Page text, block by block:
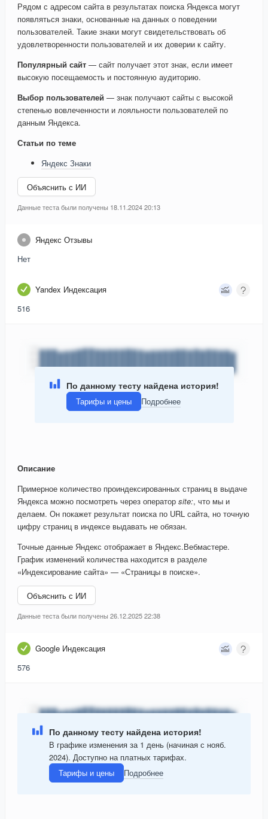
Рядом с адресом сайта в результатах поиска Яндекса могут
появляться знаки, основанные на данных о поведении
пользователей. Такие знаки могут свидетельствовать об
удовлетворенности пользователей и их доверии к сайту.
Популярный сайт — сайт получает этот знак, если имеет
высокую посещаемость и постоянную аудиторию.
Выбор пользователей — знак получают сайты с высокой
степенью вовлеченности и лояльности пользователей по
данным Яндекса.
Статьи по теме
Яндекс Знаки
Объяснить с ИИ
Данные теста были получены 18.11.2024 20:13
Яндекс Отзывы
Нет
Yandex Индексация
516
По данному тесту найдена история!
Тарифы и цены Подробнее
Описание
Примерное количество проиндексированных страниц в выдаче
Яндекса можно посмотреть через оператор site:, что мы и
делаем. Он покажет результат поиска по URL сайта, но точную
цифру страниц в индексе выдавать не обязан.
Точные данные Яндекс отображает в Яндекс.Вебмастере.
График изменений количества находится в разделе
«Индексирование сайта» — «Страницы в поиске».
Объяснить с ИИ
Данные теста были получены 26.12.2025 22:38
Google Индексация
576
По данному тесту найдена история!
В графике изменения за 1 день (начиная с нояб.
2024). Доступно на платных тарифах.
Тарифы и цены
Подробнее